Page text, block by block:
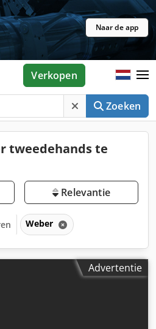
Naar de app
Zoeken
Verkopen
tweedehands te
Relevantie
Weber
Advertentie